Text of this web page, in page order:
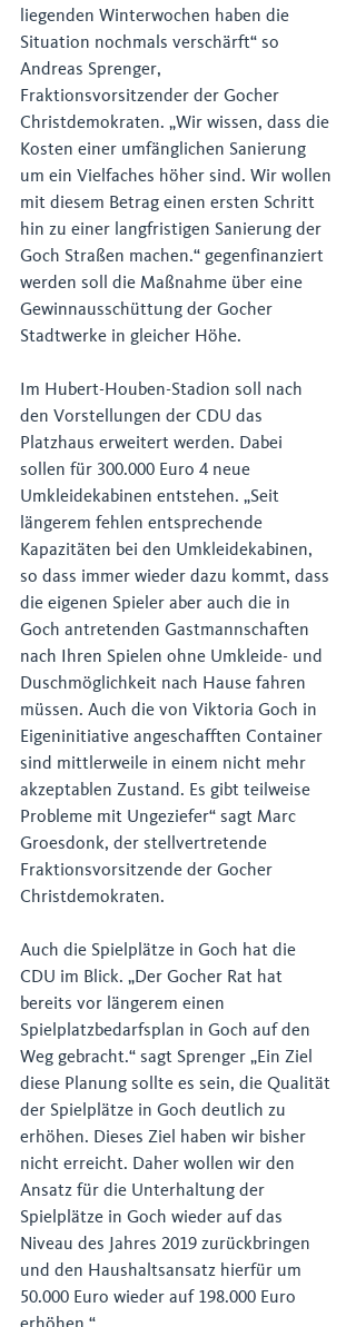
liegenden Winterwochen haben die
Situation nochmals verschärft“ so
Andreas Sprenger,
Fraktionsvorsitzender der Gocher
Christdemokraten. „Wir wissen, dass die
Kosten einer umfänglichen Sanierung
um ein Vielfaches höher sind. Wir wollen
mit diesem Betrag einen ersten Schritt
hin zu einer langfristigen Sanierung der
Goch Straßen machen.“ gegenfinanziert
werden soll die Maßnahme über eine
Gewinnausschüttung der Gocher
Stadtwerke in gleicher Höhe.
Im Hubert-Houben-Stadion soll nach
den Vorstellungen der CDU das
Platzhaus erweitert werden. Dabei
sollen für 300.000 Euro 4 neue
Umkleidekabinen entstehen. „Seit
längerem fehlen entsprechende
Kapazitäten bei den Umkleidekabinen,
so dass immer wieder dazu kommt, dass
die eigenen Spieler aber auch die in
Goch antretenden Gastmannschaften
nach Ihren Spielen ohne Umkleide- und
Duschmöglichkeit nach Hause fahren
müssen. Auch die von Viktoria Goch in
Eigeninitiative angeschafften Container
sind mittlerweile in einem nicht mehr
akzeptablen Zustand. Es gibt teilweise
Probleme mit Ungeziefer“ sagt Marc
Groesdonk, der stellvertretende
Fraktionsvorsitzende der Gocher
Christdemokraten.
Auch die Spielplätze in Goch hat die
CDU im Blick. „Der Gocher Rat hat
bereits vor längerem einen
Spielplatzbedarfsplan in Goch auf den
Weg gebracht.“ sagt Sprenger „Ein Ziel
diese Planung sollte es sein, die Qualität
der Spielplätze in Goch deutlich zu
erhöhen. Dieses Ziel haben wir bisher
nicht erreicht. Daher wollen wir den
Ansatz für die Unterhaltung der
Spielplätze in Goch wieder auf das
Niveau des Jahres 2019 zurückbringen
und den Haushaltsansatz hierfür um
50.000 Euro wieder auf 198.000 Euro